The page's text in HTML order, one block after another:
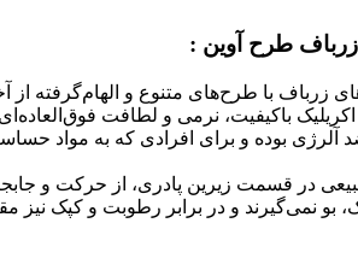
طرح آوین :
زرباف با طرح‌های متنوع و الهام‌گرفته از
اکریلیک باکیفیت، نرمی و لطافت
آلرژی بوده و برای افرادی که به مواد
در قسمت زیرین پادری، از حرکت و
بو نمی‌گیرند و در برابر رطوبت و کپک